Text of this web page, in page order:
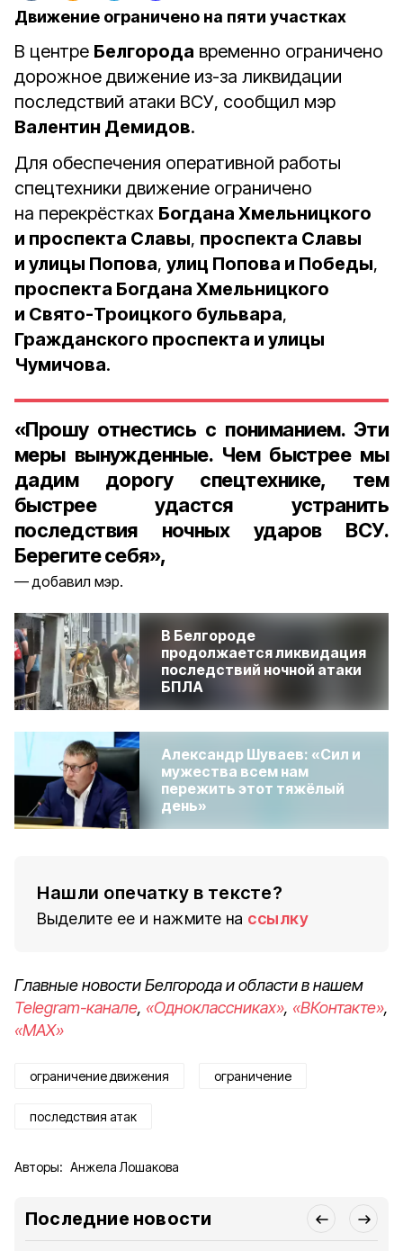
Движение ограничено на пяти участках
В центре Белгорода временно ограничено
дорожное движение из-за ликвидации
последствий атаки ВСУ, сообщил мэр
Валентин Демидов.
Для обеспечения оперативной работы
спецтехники движение ограничено
на перекрёстках Богдана Хмельницкого
и проспекта Славы, проспекта Славы
и улицы Попова, улиц Попова и Победы,
проспекта Богдана Хмельницкого
и Свято-Троицкого бульвара,
Гражданского проспекта и улицы
Чумичова.
«Прошу отнестись с пониманием. Эти
меры вынужденные. Чем быстрее мы
дадим дорогу спецтехнике, тем
быстрее удастся устранить
последствия ночных ударов ВСУ.
Берегите себя»,
добавил мэр.
В Белгороде
продолжается ликвидация
последствий ночной атаки
БПЛА
Александр Шуваев: «Сил и
мужества всем нам
пережить этот тяжёлый
день»
Нашли опечатку в тексте?
Выделите ее и нажмите на ссылку
Главные новости Белгорода и области в нашем
Telegram-канале, «Одноклассниках», «ВКонтакте»,
«MAX»
ограничение движения ограничение
последствия атак
Авторы: Анжела Лошакова
Последние новости